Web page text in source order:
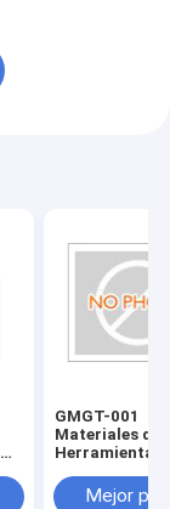
GMGT-001
Materiales de
Herramientas
VariosMejor